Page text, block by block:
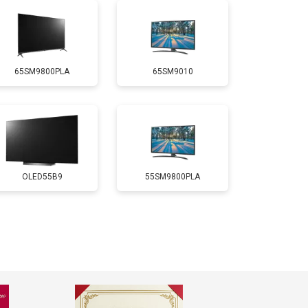
Заказать
3100 ₽ Заказать
3700 ₽
5500 ₽
65SM9800PLA 65SM9010
OLED55B9 55SM9800PLA